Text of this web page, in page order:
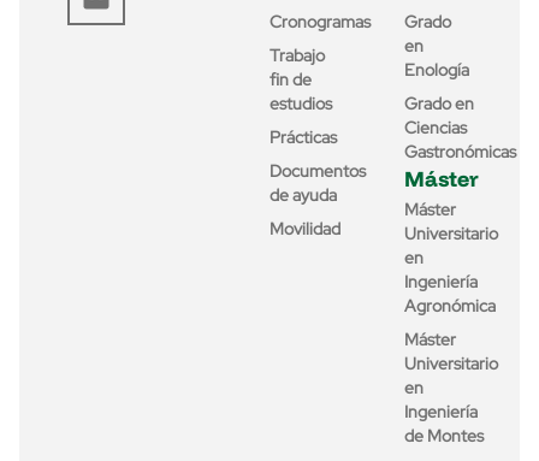
Cronogramas
Trabajo
fin de
estudios
Prácticas
Documentos
de ayuda
Movilidad
Grado
en
Enología
Grado en
Ciencias
Gastronómicas
Máster
Máster
Universitario
en
Ingeniería
Agronómica
Máster
Universitario
en
Ingeniería
de Montes